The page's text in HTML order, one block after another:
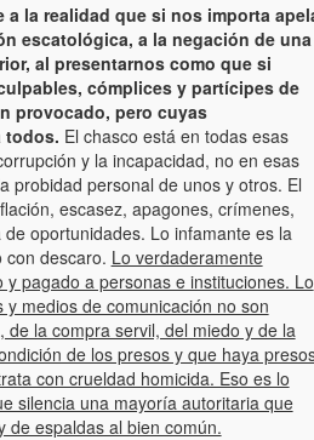
a la realidad que si nos importa
escatológica, a la negación de una
al presentarnos como que si
cómplices y partícipes de
provocado, pero cuyas
todos. El chasco está en todas esas
y la incapacidad, no en esas
probidad personal de unos y otros. El
escasez, apagones, crímenes,
oportunidades. Lo infamante es la
con descaro. Lo verdaderamente
pagado a personas e instituciones. Lo
medios de comunicación no son
la compra servil, del miedo y de la
de los presos y que haya
con crueldad homicida. Eso es lo
silencia una mayoría autoritaria que
espaldas al bien común.